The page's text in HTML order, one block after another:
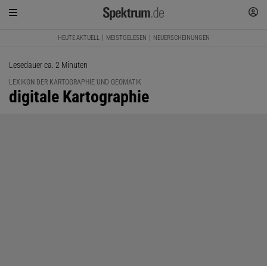
HEUTE AKTUELL MEISTGELESEN NEUERSCHEINUNGEN
Lesedauer ca. 2 Minuten
LEXIKON DER KARTOGRAPHIE UND GEOMATIK
:
digitale Kartographie